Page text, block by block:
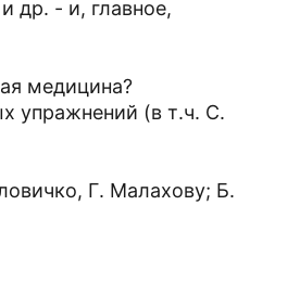
др. - и, главное,
медицина?
упражнений (в т.ч. С.
Г. Малахову; Б.